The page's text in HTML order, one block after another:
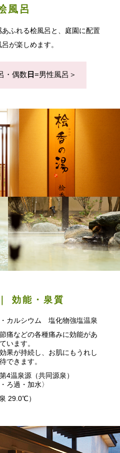
風呂
ふれる桧風呂と、庭園に配置
が楽しめます。
・偶数 日=男性風呂＞
効能・泉質
カルシウム 塩化物強塩温泉
痛などの各種痛みに効能があ
います。
果が持続し、お肌にもうれし
できます。
4温泉源（共同源泉）
ろ過・加水〉
29.0℃）